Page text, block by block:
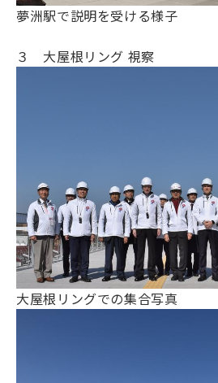
夢洲駅で説明を受ける様子
３ 大屋根リング 視察
大屋根リングでの集合写真